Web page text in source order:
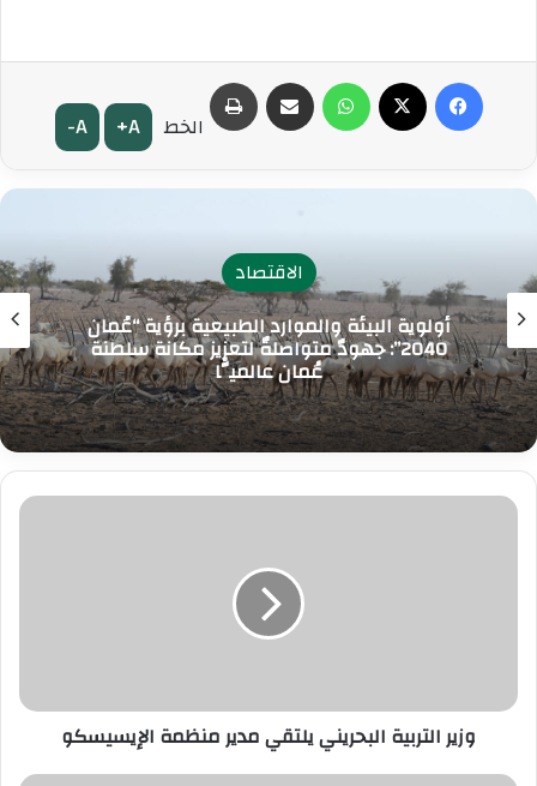
فيسبوك واتساب مشاركة عبر البريد
الخط A+
A-
الاقتصاد
أولوية البيئة والموارد الطبيعية برؤية “عُمان
2040”: جهودٌ متواصلةٌ لتعزيز مكانة سلطنة
عُمان عالميًّا
وزير
وزير التربية البحريني يلتقي مدير منظمة الإيسيسكو